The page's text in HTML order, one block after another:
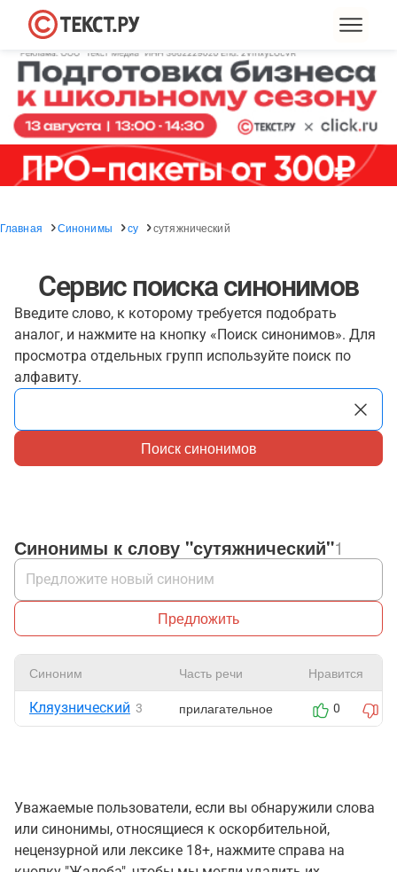
Главная Синонимы су сутяжнический
Сервис поиска синонимов
Введите слово, к которому требуется подобрать
аналог, и нажмите на кнопку «Поиск синонимов». Для
просмотра отдельных групп используйте поиск по
алфавиту.
Поиск синонимов
Синонимы к слову "сутяжнический"1
Предложить
Синоним Часть речи Нравится
Кляузнический 3 прилагательное 0
Уважаемые пользователи, если вы обнаружили слова
или синонимы, относящиеся к оскорбительной,
нецензурной или лексике 18+, нажмите справа на